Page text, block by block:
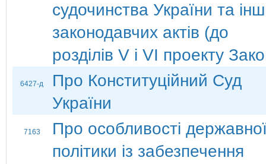
судочинства України та
законодавчих актів (до
розділів V і VІ проекту
6427-д
Про Конституційний Суд
України
7163
Про особливості
політики із забезпечення